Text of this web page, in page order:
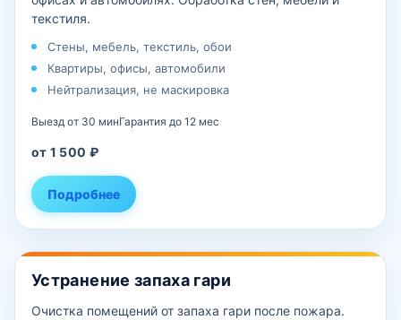
текстиля.
Стены, мебель, текстиль, обои
Квартиры, офисы, автомобили
Нейтрализация, не маскировка
Выезд от 30 минГарантия до 12 мес
от 1 500 ₽
Подробнее
Устранение запаха гари
Очистка помещений от запаха гари после пожара.